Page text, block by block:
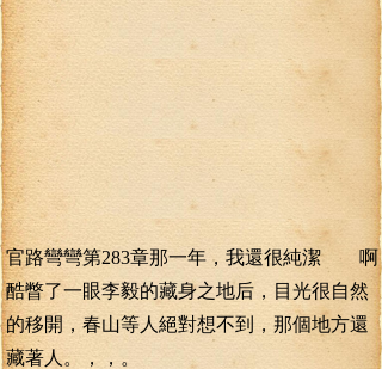
官路彎彎第283章那一年，我還很純潔 啊
酷瞥了一眼李毅的藏身之地后，目光很自然
的移開，春山等人絕對想不到，那個地方還
藏著人。，，。